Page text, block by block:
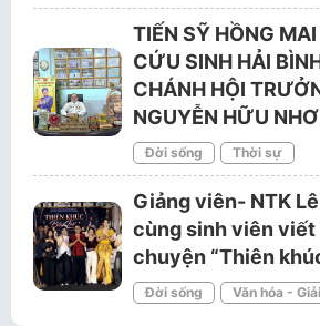
TIẾN SỸ HỒNG
CỨU SINH HẢI
CHÁNH HỘI
NGUYỄN HỮU
Đời sống Thời sự
Giảng viên- NTK
cùng sinh viên viết
chuyện “Thiên
Đời sống Văn hóa -